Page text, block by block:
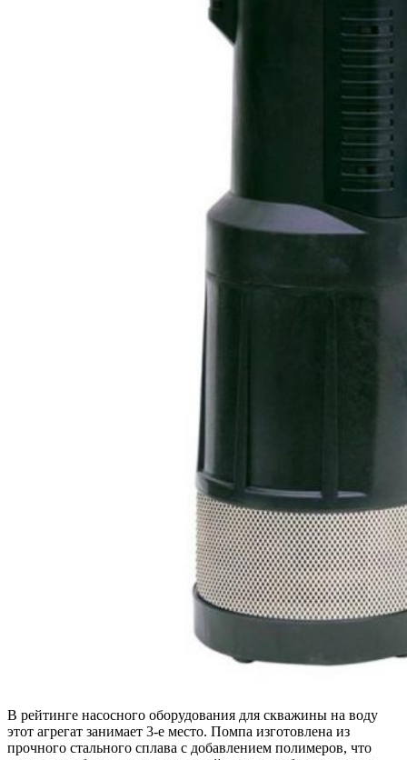
В рейтинге насосного оборудования для скважины на воду
этот агрегат занимает 3-е место. Помпа изготовлена из
прочного стального сплава с добавлением полимеров, что